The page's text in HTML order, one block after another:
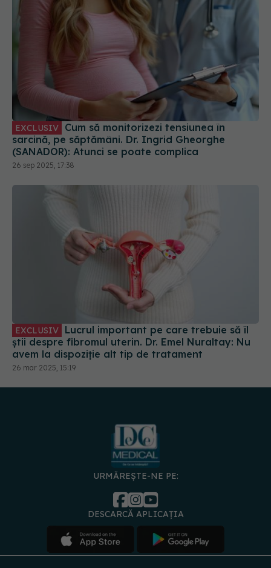
EXCLUSIV
sarcină, pe săptămâni. Dr. Ingrid Gheorghe
(SANADOR): Atunci se poate complica
26 sep 2025, 17:38
EXCLUSIV
știi despre fibromul uterin. Dr. Emel Nuraltay: Nu
avem la dispoziție alt tip de tratament
26 mar 2025, 15:19
URMĂREȘTE-NE PE:
DESCARCĂ APLICAȚIA